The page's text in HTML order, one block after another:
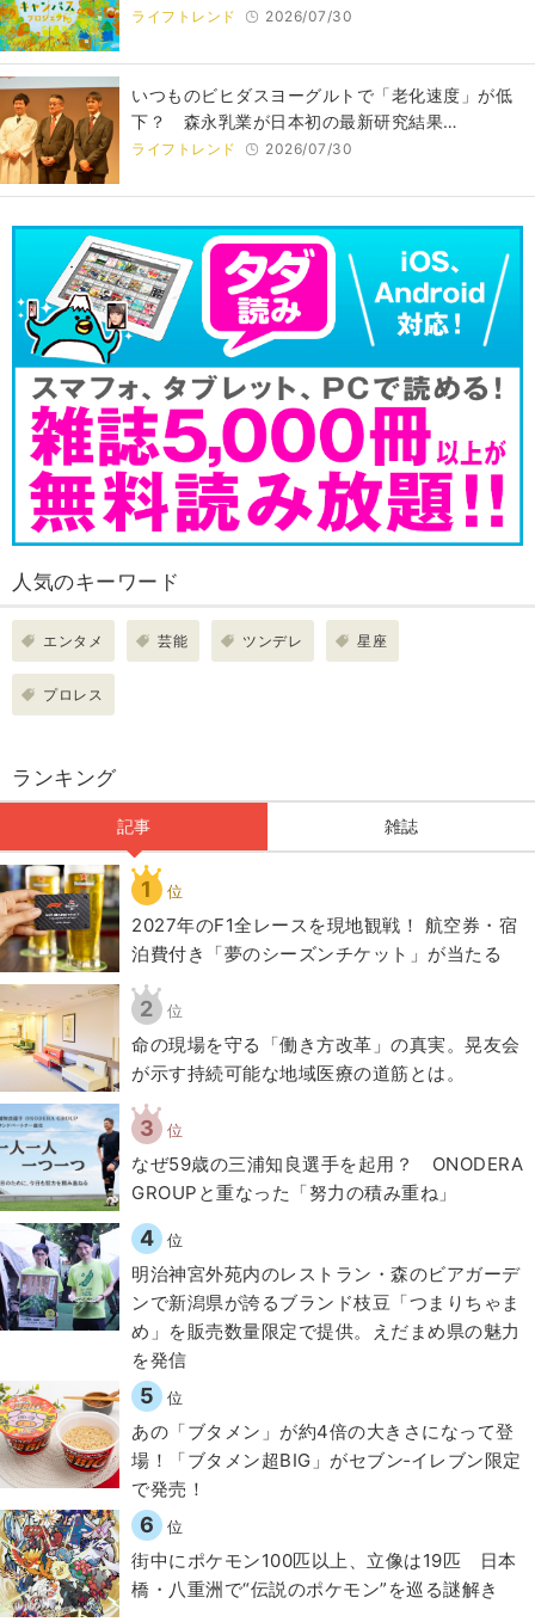
ライフトレンド 2026/07/30
いつものビヒダスヨーグルトで「老化速度」が低
下？ 森永乳業が日本初の最新研究結果…
ライフトレンド 2026/07/30
人気のキーワード
エンタメ 芸能 ツンデレ 星座
プロレス
ランキング
記事 雑誌
1 位
2027年のF1全レースを現地観戦！ 航空券・宿
泊費付き「夢のシーズンチケット」が当たる
2 位
​命の現場を守る「働き方改革」の真実。晃友会
が示す持続可能な地域医療の道筋とは。
3 位
なぜ59歳の三浦知良選手を起用？ ONODERA
GROUPと重なった「努力の積み重ね」
4 位
明治神宮外苑内のレストラン・森のビアガーデ
ンで新潟県が誇るブランド枝豆「つまりちゃま
め」を販売数量限定で提供。えだまめ県の魅力
を発信
5 位
あの「ブタメン」が約4倍の大きさになって登
場！「ブタメン超BIG」がセブン‐イレブン限定
で発売！
6 位
街中にポケモン100匹以上、立像は19匹 日本
橋・八重洲で“伝説のポケモン”を巡る謎解き